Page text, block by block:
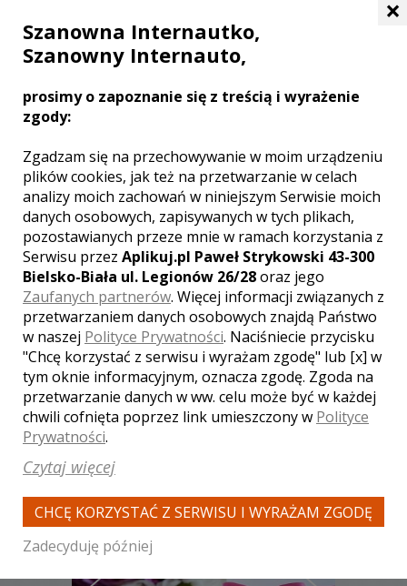
Kamil - kamerzysta Zabrze
3300 zł/ sesja
Ocena:0,00 / 5
(0 opinii)
Poleceń: 26
Zgrany duet fotografa i kamerzysty jest
gwarancją sukcesu. Każde wesele
traktujemy jako wyzwanie, podczas
którego lubimy pokazywać ludzkie
emocje.
×
Szanowna Internautko,
Szanowny Internauto,
prosimy o zapoznanie się z treścią i wyrażenie
zgody:
Zgadzam się na przechowywanie w moim urządzeniu
plików cookies, jak też na przetwarzanie w celach
analizy moich zachowań w niniejszym Serwisie moich
danych osobowych, zapisywanych w tych plikach,
pozostawianych przeze mnie w ramach korzystania z
Serwisu przez Aplikuj.pl Paweł Strykowski 43-300
Bielsko-Biała ul. Legionów 26/28oraz jego
Zaufanych partnerów. Więcej informacji związanych z
przetwarzaniem danych osobowych znajdą Państwo
w naszej Polityce Prywatności. Naciśniecie przycisku
"Chcę korzystać z serwisu i wyrażam zgodę" lub [x] w
tym oknie informacyjnym, oznacza zgodę. Zgoda na
przetwarzanie danych w ww. celu może być w każdej
chwili cofnięta poprzez link umieszczony w Polityce
Prywatności.
Czytaj więcej
CHCĘ KORZYSTAĆ Z SERWISU I WYRAŻAM ZGODĘ
Zadecyduję później